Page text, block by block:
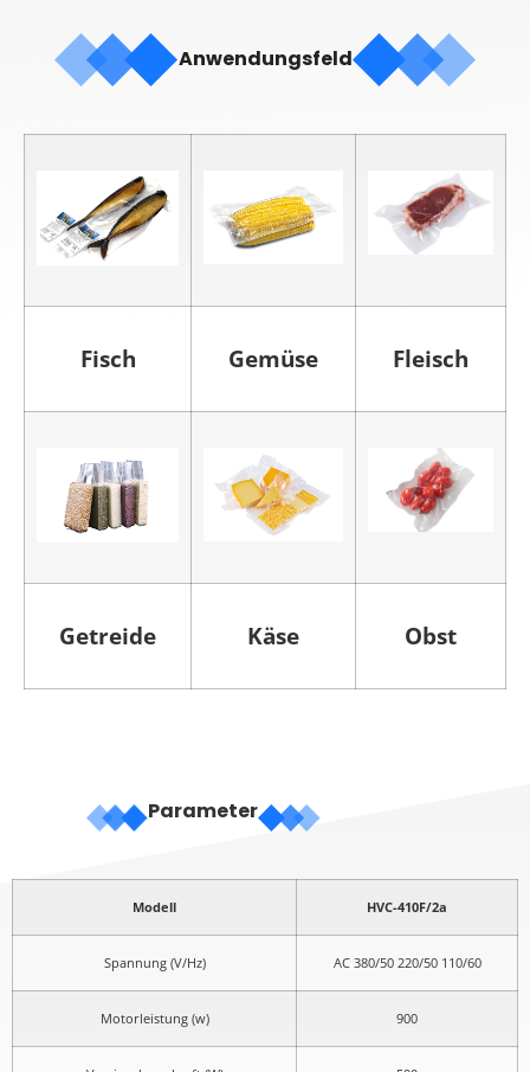
Anwendungsfeld
Fisch Gemüse Fleisch
Getreide Käse Obst
Parameter
Modell HVC-410F/2a
Spannung (V/Hz) AC 380/50 220/50 110/60
Motorleistung (w) 900